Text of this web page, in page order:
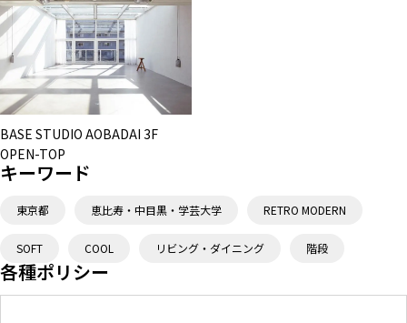
BASE STUDIO AOBADAI 3F
OPEN-TOP
キーワード
東京都 恵比寿・中目黒・学芸大学 RETRO MODERN
SOFT COOL リビング・ダイニング 階段
各種ポリシー